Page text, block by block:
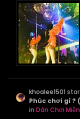
khoalee1501
Phúc chơi gì ?
in Dân Chơi